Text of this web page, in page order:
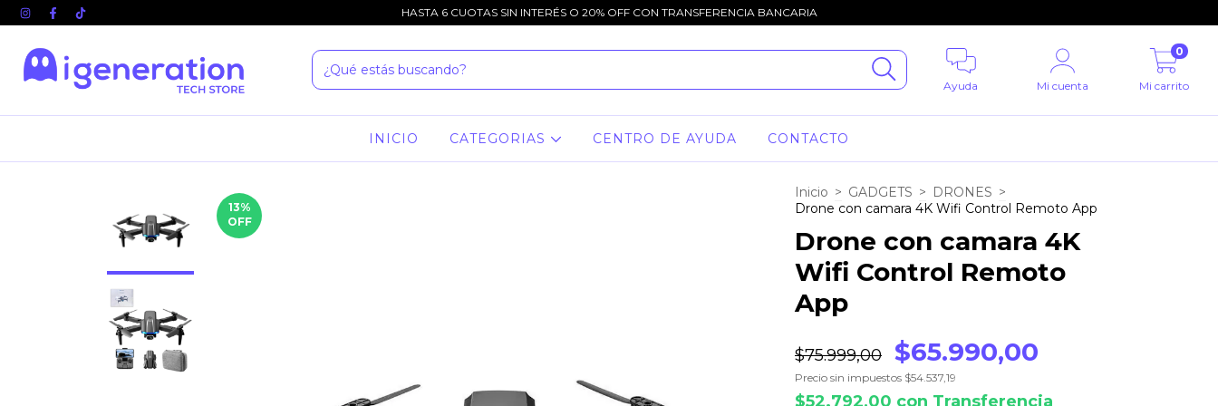
HASTA 6 CUOTAS SIN INTERÉS O 20% OFF CON TRANSFERENCIA BANCARIA
Ayuda Mi cuenta Mi carrito
0
INICIO CATEGORIAS CENTRO DE AYUDA CONTACTO
13%
OFF
Inicio > GADGETS > DRONES >
Drone con camara 4K Wifi Control Remoto App
Drone con camara 4K
Wifi Control Remoto
App
$75.999,00 $65.990,00
Precio sin impuestos $54.537,19
$52.792,00 con Transferencia